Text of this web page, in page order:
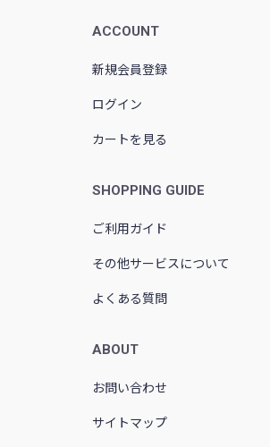
ACCOUNT
新規会員登録
ログイン
カートを見る
SHOPPING GUIDE
ご利用ガイド
その他サービスについて
よくある質問
ABOUT
お問い合わせ
サイトマップ